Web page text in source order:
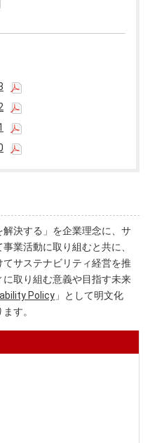
決する」を企業理念に、サ
業活動に取り組むと共に、
サステナビリティ経営を推
取り組む意義や目指す未来
Policy 」として明文化
す。